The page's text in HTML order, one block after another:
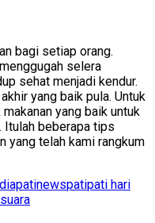
bagi setiap orang.
selera
sehat menjadi kendur.
yang baik pula. Untuk
yang baik untuk
Itulah beberapa tips
yang telah kami rangkum
patipati hari
suara